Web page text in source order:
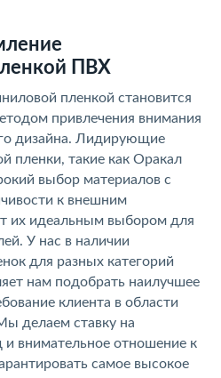
ПВХ
пленкой становится
привлечения внимания
дизайна. Лидирующие
пленки, такие как Оракал
выбор материалов с
к внешним
их идеальным выбором для
У нас в наличии
для разных категорий
нам подобрать наилучшее
клиента в области
делаем ставку на
внимательное отношение к
самое высокое